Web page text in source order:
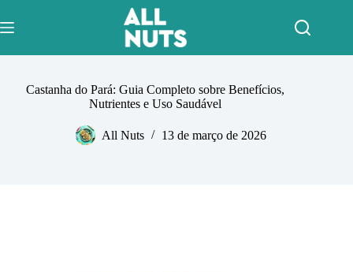
para
o
Castanha do Pará: Guia Completo sobre Benefícios,
Nutrientes e Uso Saudável
All Nuts 13 de março de 2026